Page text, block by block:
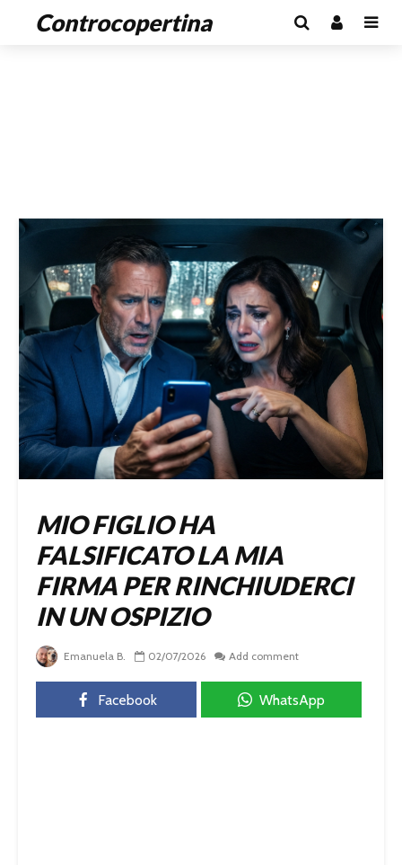
Controcopertina
MIO FIGLIO HA
FALSIFICATO LA MIA
FIRMA PER RINCHIUDERCI
IN UN OSPIZIO
Emanuela B. 02/07/2026 Add comment
Facebook WhatsApp